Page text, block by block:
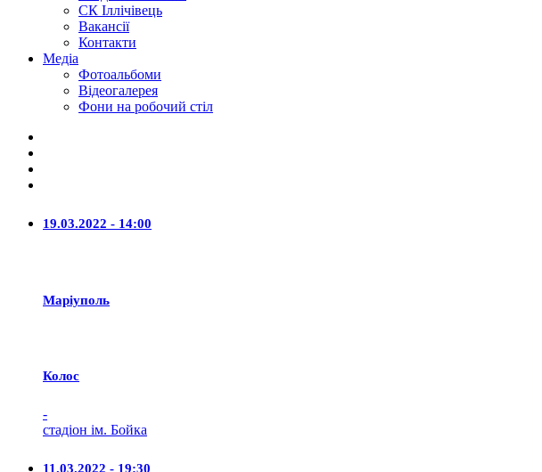
СК Іллічівець
Вакансії
Контакти
Медіа
Фотоальбоми
Відеогалерея
Фони на робочий стіл
19.03.2022 - 14:00
Маріуполь
Колос
-
стадіон ім. Бойка
11.03.2022 - 19:30